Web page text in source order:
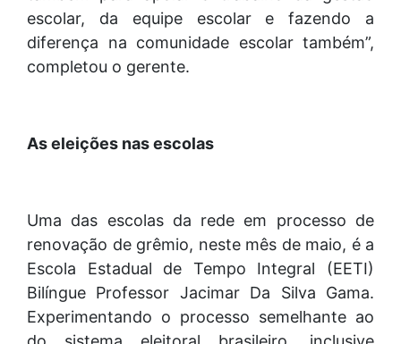
escolar, da equipe escolar e fazendo a
diferença na comunidade escolar também”,
completou o gerente.
As eleições nas escolas
Uma das escolas da rede em processo de
renovação de grêmio, neste mês de maio, é a
Escola Estadual de Tempo Integral (EETI)
Bilíngue Professor Jacimar Da Silva Gama.
Experimentando o processo semelhante ao